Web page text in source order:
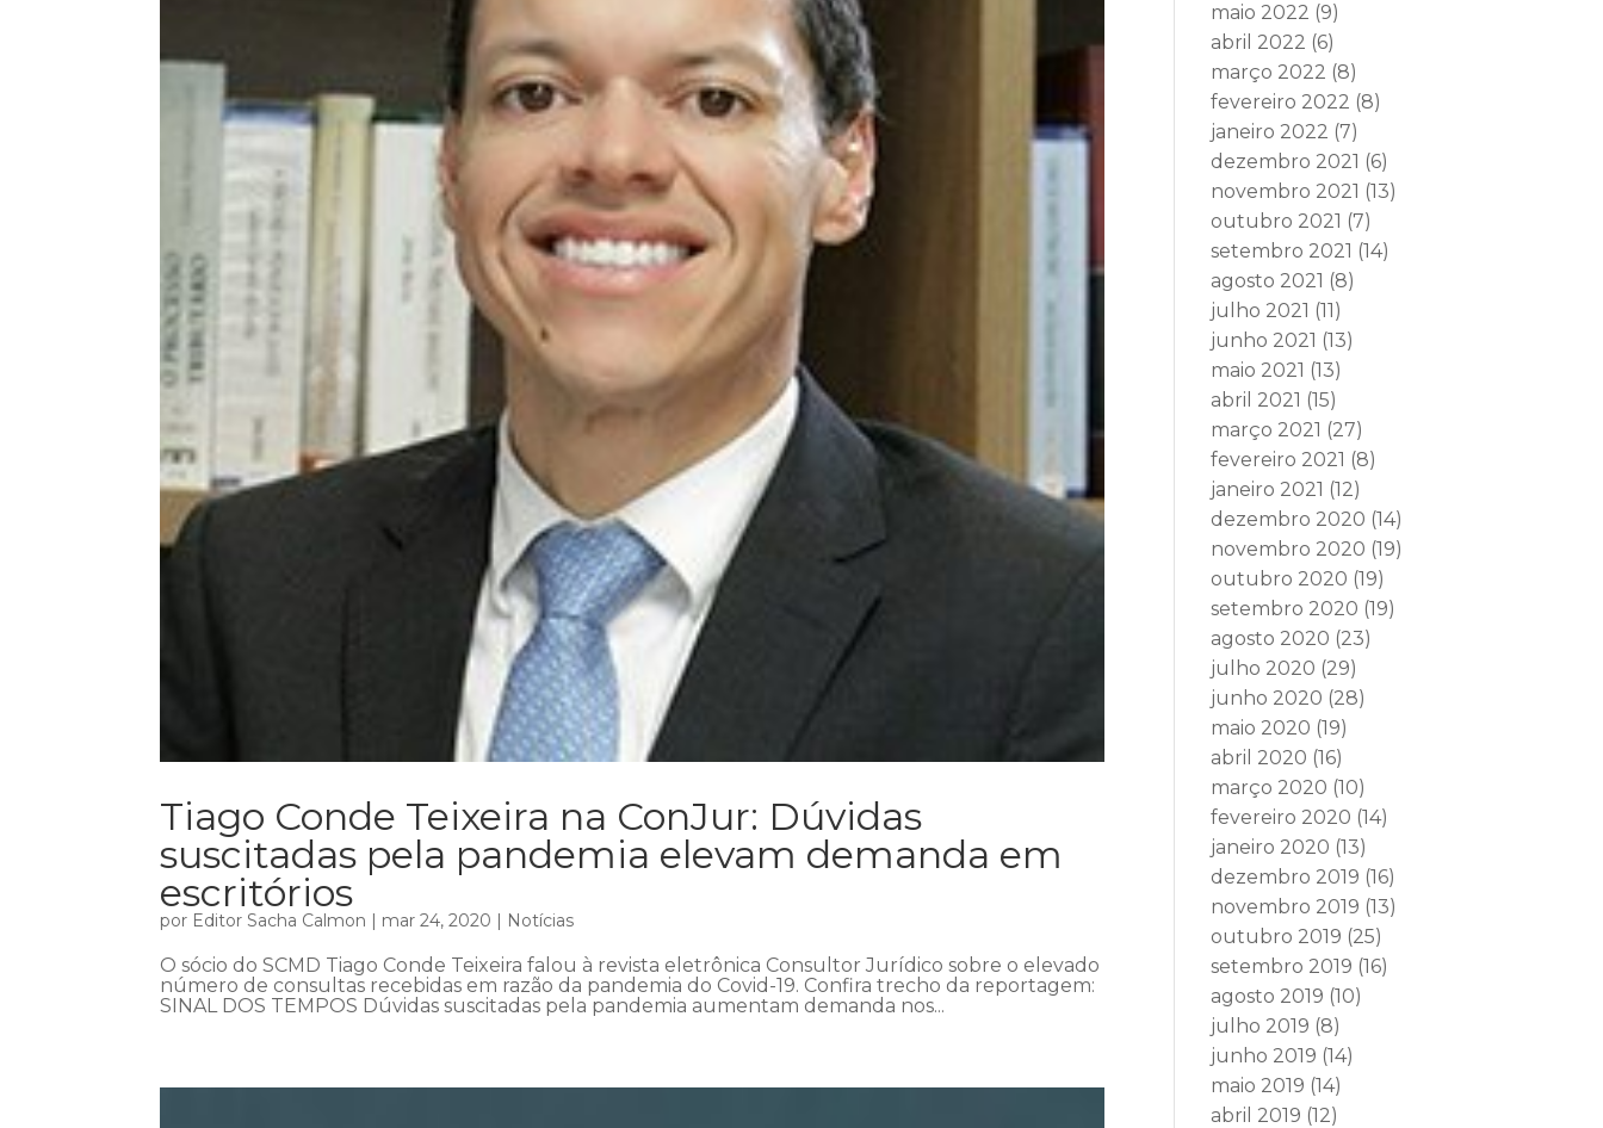
Tiago Conde Teixeira na ConJur: Dúvidas
suscitadas pela pandemia elevam demanda em
escritórios
por Editor Sacha Calmon | mar 24, 2020 | Notícias
O sócio do SCMD Tiago Conde Teixeira falou à revista eletrônica Consultor Jurídico sobre o elevado
número de consultas recebidas em razão da pandemia do Covid-19. Confira trecho da reportagem:
SINAL DOS TEMPOS Dúvidas suscitadas pela pandemia aumentam demanda nos...
maio 2022 (9)
abril 2022 (6)
março 2022 (8)
fevereiro 2022 (8)
janeiro 2022 (7)
dezembro 2021 (6)
novembro 2021 (13)
outubro 2021 (7)
setembro 2021 (14)
agosto 2021 (8)
julho 2021 (11)
junho 2021 (13)
maio 2021 (13)
abril 2021 (15)
março 2021 (27)
fevereiro 2021 (8)
janeiro 2021 (12)
dezembro 2020 (14)
novembro 2020 (19)
outubro 2020 (19)
setembro 2020 (19)
agosto 2020 (23)
julho 2020 (29)
junho 2020 (28)
maio 2020 (19)
abril 2020 (16)
março 2020 (10)
fevereiro 2020 (14)
janeiro 2020 (13)
dezembro 2019 (16)
novembro 2019 (13)
outubro 2019 (25)
setembro 2019 (16)
agosto 2019 (10)
julho 2019 (8)
junho 2019 (14)
maio 2019 (14)
abril 2019 (12)